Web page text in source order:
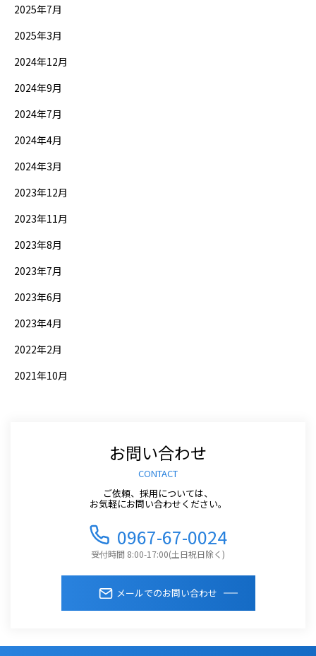
2025年7月
2025年3月
2024年12月
2024年9月
2024年7月
2024年4月
2024年3月
2023年12月
2023年11月
2023年8月
2023年7月
2023年6月
2023年4月
2022年2月
2021年10月
お問い合わせ
CONTACT
ご依頼、採用については、
お気軽にお問い合わせください。
0967-67-0024
受付時間 8:00-17:00(土日祝日除く)
メールでのお問い合わせ